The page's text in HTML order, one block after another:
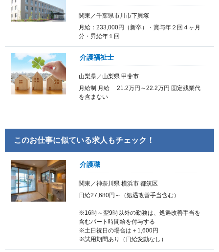
関東／千葉県市川市下貝塚
月給：233,000円（新卒）・賞与年２回４ヶ月
分・昇給年１回
介護福祉士
山梨県／山梨県 甲斐市
月給制 月給 21.2万円～22.2万円 固定残業代
を含まない
このお仕事に似ている求人もチェック！
介護職
関東／神奈川県 横浜市 都筑区
日給27,680円～（処遇改善手当含む）
※16時～翌9時以外の勤務は、処遇改善手当を
含むパート時間給を付与する
※土日祝日の場合は＋1,600円
※試用期間あり（日給変動なし）